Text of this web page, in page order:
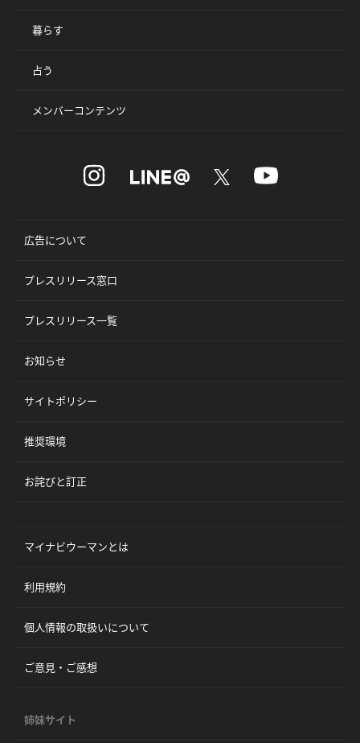
暮らす
占う
メンバーコンテンツ
広告について
プレスリリース窓口
プレスリリース一覧
お知らせ
サイトポリシー
推奨環境
お詫びと訂正
マイナビウーマンとは
利用規約
個人情報の取扱いについて
ご意見・ご感想
姉妹サイト